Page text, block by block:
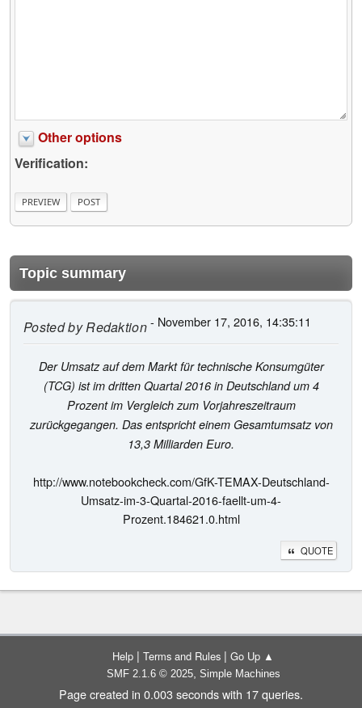
Other options
Verification:
Topic summary
Posted byRedaktion- November 17, 2016, 14:35:11
Der Umsatz auf dem Markt für technische Konsumgüter
(TCG) ist im dritten Quartal 2016 in Deutschland um 4
Prozent im Vergleich zum Vorjahreszeitraum
zurückgegangen. Das entspricht einem Gesamtumsatz von
13,3 Milliarden Euro.
http://www.notebookcheck.com/GfK-TEMAX-Deutschland-
Umsatz-im-3-Quartal-2016-faellt-um-4-
Prozent.184621.0.html
QUOTE
Help | Terms and Rules | Go Up ▲
SMF 2.1.6 © 2025, Simple Machines
Page created in 0.003 seconds with 17 queries.